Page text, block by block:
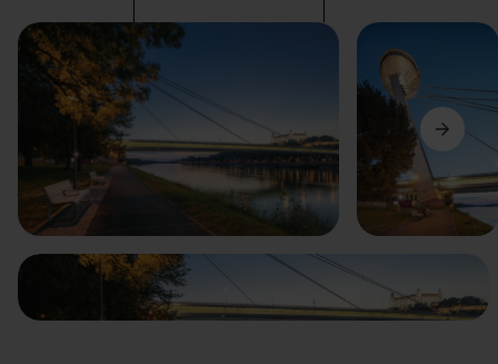
Anterior Seguinte